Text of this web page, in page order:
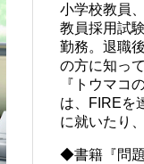
小学校教員
教員採用試
勤務。退職
の方に知っ
『トウマコ
は、FIREを
に就いたり
◆書籍『問題